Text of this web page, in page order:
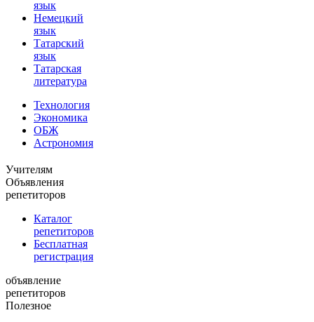
язык
Немецкий
язык
Татарский
язык
Татарская
литература
Технология
Экономика
ОБЖ
Астрономия
Учителям
Объявления
репетиторов
Каталог
репетиторов
Бесплатная
регистрация
объявление
репетиторов
Полезное